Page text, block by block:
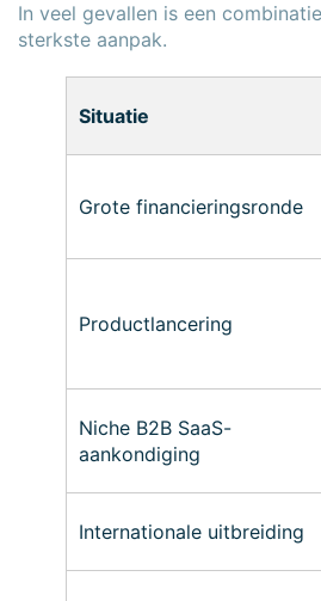
In veel gevallen is een
sterkste aanpak.
Situatie
Grote financieringsronde
Productlancering
Niche B2B SaaS-
aankondiging
Internationale uitbreiding